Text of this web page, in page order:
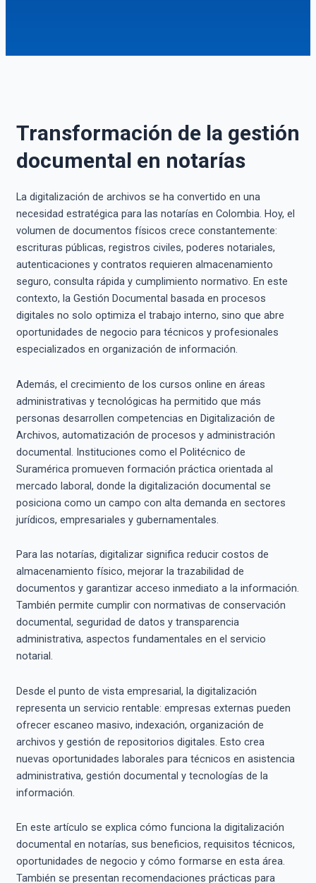
Transformación de la gestión
documental en notarías
La digitalización de archivos se ha convertido en una
necesidad estratégica para las notarías en Colombia. Hoy, el
volumen de documentos físicos crece constantemente:
escrituras públicas, registros civiles, poderes notariales,
autenticaciones y contratos requieren almacenamiento
seguro, consulta rápida y cumplimiento normativo. En este
contexto, la Gestión Documental basada en procesos
digitales no solo optimiza el trabajo interno, sino que abre
oportunidades de negocio para técnicos y profesionales
especializados en organización de información.
Además, el crecimiento de los cursos online en áreas
administrativas y tecnológicas ha permitido que más
personas desarrollen competencias en Digitalización de
Archivos, automatización de procesos y administración
documental. Instituciones como el Politécnico de
Suramérica promueven formación práctica orientada al
mercado laboral, donde la digitalización documental se
posiciona como un campo con alta demanda en sectores
jurídicos, empresariales y gubernamentales.
Para las notarías, digitalizar significa reducir costos de
almacenamiento físico, mejorar la trazabilidad de
documentos y garantizar acceso inmediato a la información.
También permite cumplir con normativas de conservación
documental, seguridad de datos y transparencia
administrativa, aspectos fundamentales en el servicio
notarial.
Desde el punto de vista empresarial, la digitalización
representa un servicio rentable: empresas externas pueden
ofrecer escaneo masivo, indexación, organización de
archivos y gestión de repositorios digitales. Esto crea
nuevas oportunidades laborales para técnicos en asistencia
administrativa, gestión documental y tecnologías de la
información.
En este artículo se explica cómo funciona la digitalización
documental en notarías, sus beneficios, requisitos técnicos,
oportunidades de negocio y cómo formarse en esta área.
También se presentan recomendaciones prácticas para